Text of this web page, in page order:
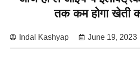
तक कम होगा खेती
Indal Kashyap June 19, 2023